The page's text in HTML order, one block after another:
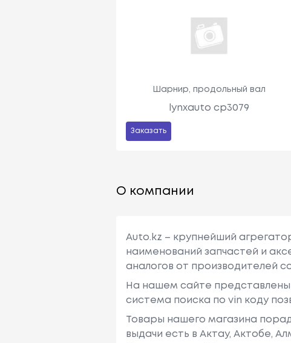
Шарнир, продольный вал
lynxauto cp3079
Заказать
О компании
Auto.kz – крупнейший
наименований запчастей и
аналогов от производителей
На нашем сайте
система поиска по vin коду
Товары нашего магазина
выдачи есть в Актау, Актобе,